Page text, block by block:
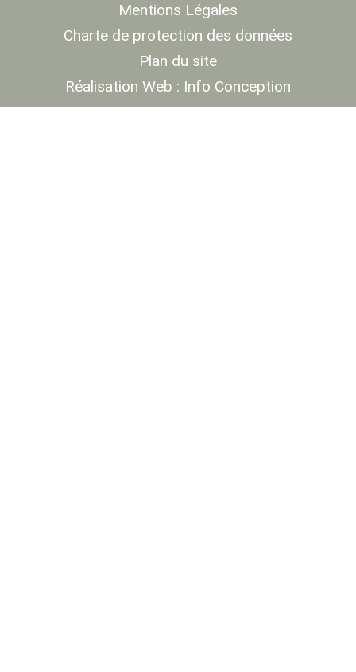
Mentions Légales
Charte de protection des données
Plan du site
Réalisation Web : Info Conception